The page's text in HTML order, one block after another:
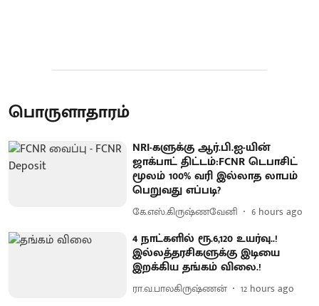
பொருளாதாரம்
NRI-களுக்கு ஆர்.பி.ஐ-யின்
ஜாக்பாட் திட்டம்:FCNR டெபாசிட்
மூலம் 100% வரி இல்லாத லாபம்
பெறுவது எப்படி?
கே.எஸ்.கிருஷ்ணவேனி 6 hours ago
4 நாட்களில் ரூ.6,120 உயர்வு..!
இல்லத்தரசிகளுக்கு இடியை
இறக்கிய தங்கம் விலை.!
ரா.வ.பாலகிருஷ்ணன் 12 hours ago